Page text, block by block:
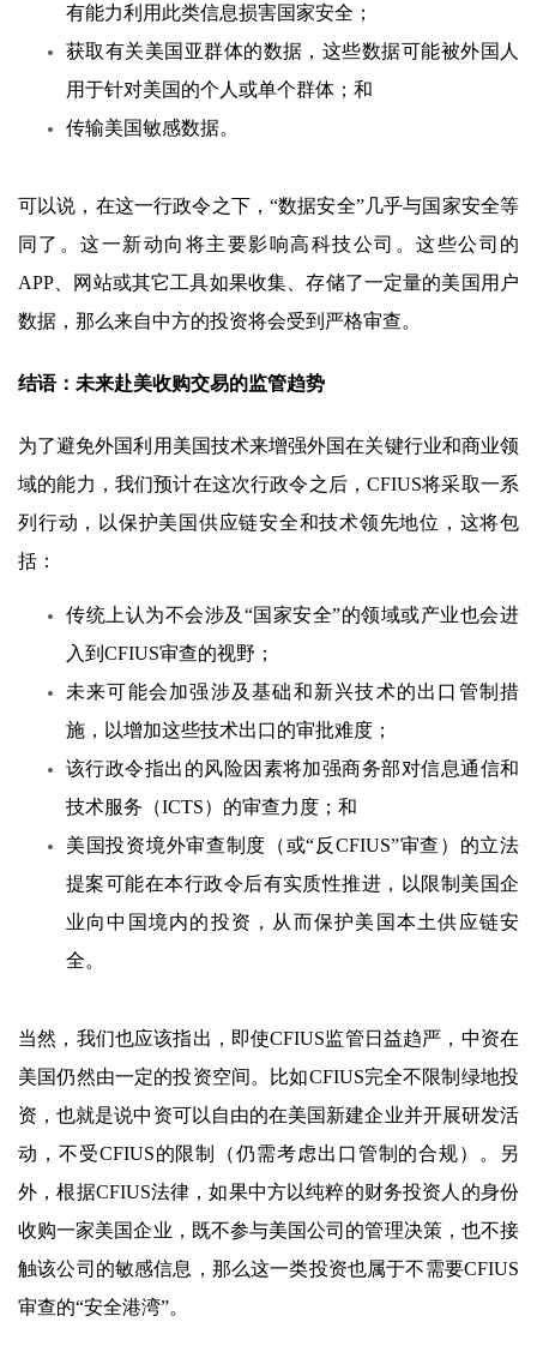
有能力利用此类信息损害国家安全；
获取有关美国亚群体的数据，这些数据可能被外国人
用于针对美国的个人或单个群体；和
传输美国敏感数据。
可以说，在这一行政令之下，“数据安全”几乎与国家安全等
同了。这一新动向将主要影响高科技公司。这些公司的
APP、网站或其它工具如果收集、存储了一定量的美国用户
数据，那么来自中方的投资将会受到严格审查。
结语：未来赴美收购交易的监管趋势
为了避免外国利用美国技术来增强外国在关键行业和商业领
域的能力，我们预计在这次行政令之后，CFIUS将采取一系
列行动，以保护美国供应链安全和技术领先地位，这将包
括：
传统上认为不会涉及“国家安全”的领域或产业也会进
入到CFIUS审查的视野；
未来可能会加强涉及基础和新兴技术的出口管制措
施，以增加这些技术出口的审批难度；
该行政令指出的风险因素将加强商务部对信息通信和
技术服务（ICTS）的审查力度；和
美国投资境外审查制度（或“反CFIUS”审查）的立法
提案可能在本行政令后有实质性推进，以限制美国企
业向中国境内的投资，从而保护美国本土供应链安
全。
当然，我们也应该指出，即使CFIUS监管日益趋严，中资在
美国仍然由一定的投资空间。比如CFIUS完全不限制绿地投
资，也就是说中资可以自由的在美国新建企业并开展研发活
动，不受CFIUS的限制（仍需考虑出口管制的合规）。另
外，根据CFIUS法律，如果中方以纯粹的财务投资人的身份
收购一家美国企业，既不参与美国公司的管理决策，也不接
触该公司的敏感信息，那么这一类投资也属于不需要CFIUS
审查的“安全港湾”。